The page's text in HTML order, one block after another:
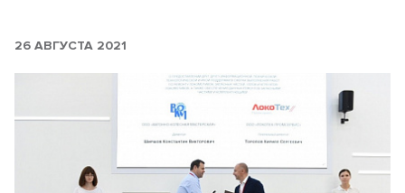
26 АВГУСТА 2021